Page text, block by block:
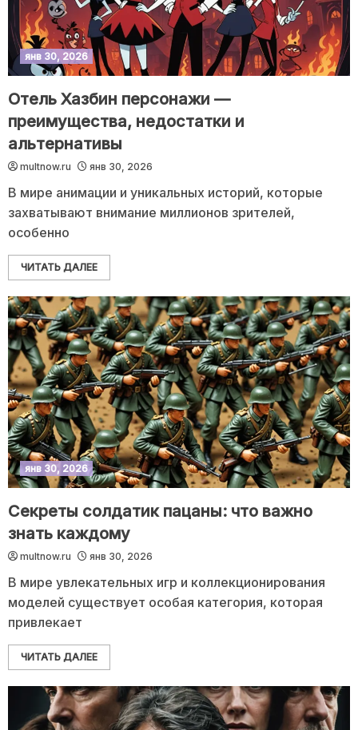
янв 30, 2026
Отель Хазбин персонажи —
преимущества, недостатки и
альтернативы
multnow.ru янв 30, 2026
В мире анимации и уникальных историй, которые
захватывают внимание миллионов зрителей,
особенно
ЧИТАТЬ ДАЛЕЕ
янв 30, 2026
Секреты солдатик пацаны: что важно
знать каждому
multnow.ru янв 30, 2026
В мире увлекательных игр и коллекционирования
моделей существует особая категория, которая
привлекает
ЧИТАТЬ ДАЛЕЕ